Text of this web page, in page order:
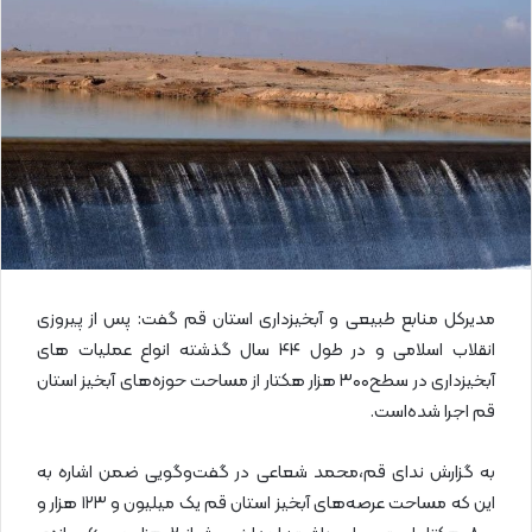
ی
م
ی
ل
مدیرکل منابع طبیعی و آبخیزداری استان قم گفت: پس از پیروزی
انقلاب اسلامی و در طول ۴۴ سال گذشته انواع عملیات های
آبخیزداری در سطح۳۰۰ هزار هکتار از مساحت حوزه‌های آبخیز استان
قم اجرا شده‌است.
به گزارش ندای قم،محمد شعاعی در گفت‌وگویی ضمن اشاره به
این که مساحت عرصه‌های آبخیز استان قم یک میلیون و ۱۲۳ هزار و